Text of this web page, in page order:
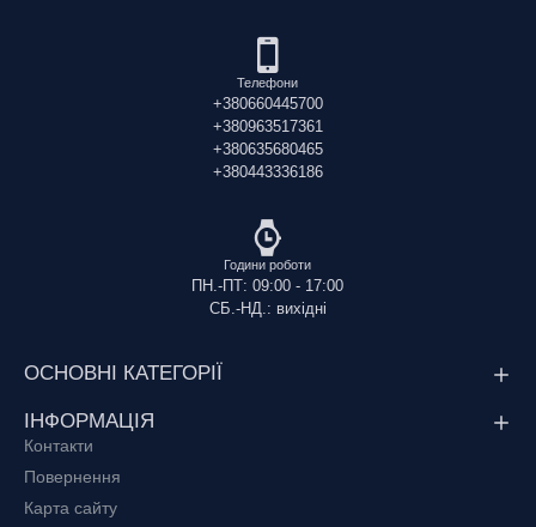
Телефони
+380660445700
+380963517361
+380635680465
+380443336186
Години роботи
ПН.-ПТ: 09:00 - 17:00
СБ.-НД.: вихідні
ОСНОВНІ КАТЕГОРІЇ
ІНФОРМАЦІЯ
Контакти
Повернення
Карта сайту